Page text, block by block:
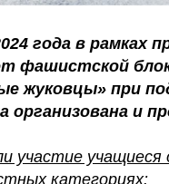
года в рамках
фашистской
жуковцы» при
и
участие
категориях: